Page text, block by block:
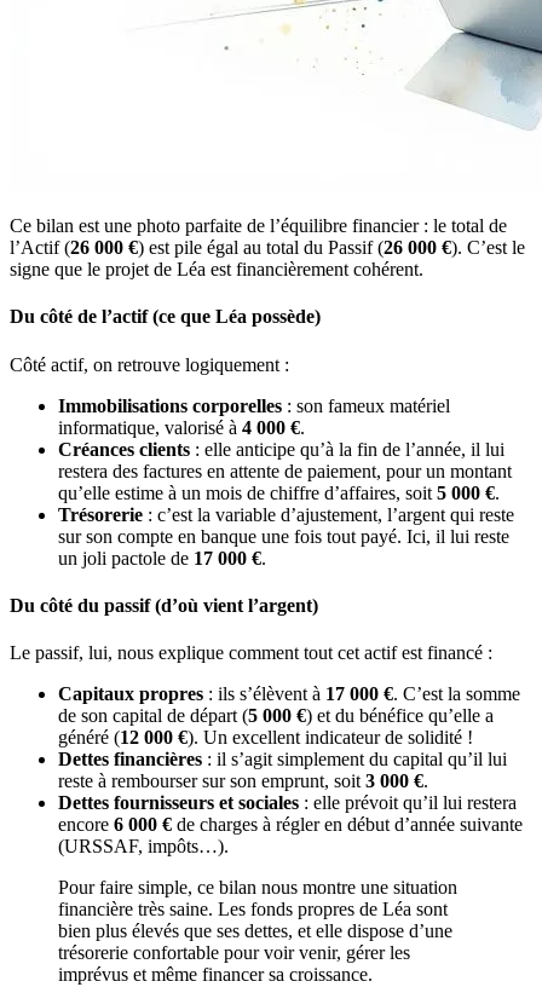
Ce bilan est une photo parfaite de l’équilibre financier : le total de
l’Actif (26 000 €) est pile égal au total du Passif (26 000 €). C’est le
signe que le projet de Léa est financièrement cohérent.
Du côté de l’actif (ce que Léa possède)
Côté actif, on retrouve logiquement :
Immobilisations corporelles : son fameux matériel
informatique, valorisé à 4 000 €.
Créances clients : elle anticipe qu’à la fin de l’année, il lui
restera des factures en attente de paiement, pour un montant
qu’elle estime à un mois de chiffre d’affaires, soit 5 000 €.
Trésorerie : c’est la variable d’ajustement, l’argent qui reste
sur son compte en banque une fois tout payé. Ici, il lui reste
un joli pactole de 17 000 €.
Du côté du passif (d’où vient l’argent)
Le passif, lui, nous explique comment tout cet actif est financé :
Capitaux propres : ils s’élèvent à 17 000 €. C’est la somme
de son capital de départ (5 000 €) et du bénéfice qu’elle a
généré (12 000 €). Un excellent indicateur de solidité !
Dettes financières : il s’agit simplement du capital qu’il lui
reste à rembourser sur son emprunt, soit 3 000 €.
Dettes fournisseurs et sociales : elle prévoit qu’il lui restera
encore 6 000 € de charges à régler en début d’année suivante
(URSSAF, impôts…).
Pour faire simple, ce bilan nous montre une situation
financière très saine. Les fonds propres de Léa sont
bien plus élevés que ses dettes, et elle dispose d’une
trésorerie confortable pour voir venir, gérer les
imprévus et même financer sa croissance.